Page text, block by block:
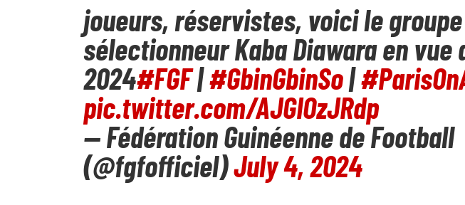
joueurs, réservistes, voici le
sélectionneur Kaba Diawara en vue
2024#FGF|#GbinGbinSo|
pic.twitter.com/AJGIOzJRdp
— Fédération Guinéenne de Football
(@fgfofficiel)July 4, 2024